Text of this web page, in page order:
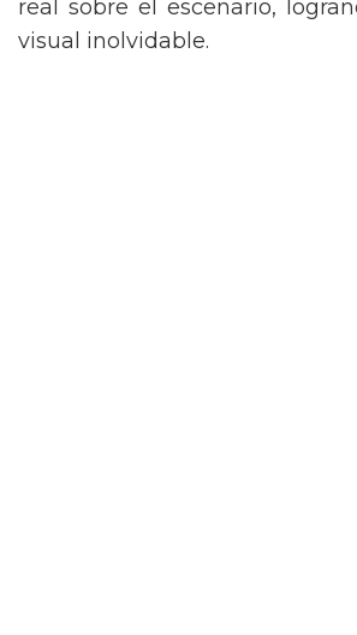
real sobre el escenario,
visual inolvidable.